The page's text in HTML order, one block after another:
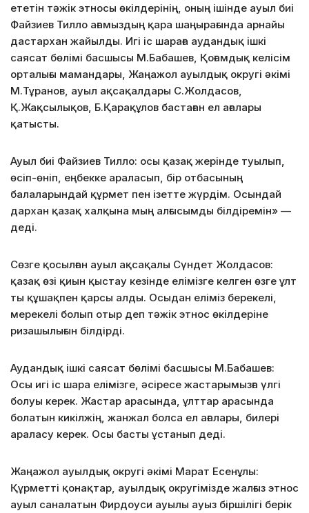
ететін тәжік этносы өкілдерінің, оның ішінде ауыл биі
Файзиев Тилло ағамыздың қара шаңырағында арнайы
дастархан жайылды. Игі іс шараға аудандық ішкі
саясат бөлімі басшысы М.Бабашев, Қоғамдық келісім
орталығы мамандары, Жаңажол ауылдық округі әкімі
М.Тұранов, ауыл ақсақалдары С.Жолдасов,
Қ.Жақсылықов, Б.Қарақұлов бастаған ел ағалары
қатысты.
Ауыл биі Файзиев Тилло: осы қазақ жерінде туылып,
өсіп-өніп, еңбекке араласып, бір отбасының
балаларындай құрмет пен ізетте жүрдім. Осындай
дархан қазақ халқына мың алғысымды білдіремін» —
деді.
Сөзге қосылған ауыл ақсақалы Сүндет Жолдасов:
қазақ өзі қиын қыстау кезінде елімізге келген өзге ұлт
ты құшақпен қарсы алды. Осыдан еліміз берекелі,
мерекелі болып отыр деп тәжік этнос өкілдеріне
ризашылығын білдірді.
Аудандық ішкі саясат бөлімі басшысы М.Бабашев:
Осы игі іс шара елімізге, әсіресе жастарымызға үлгі
болуы керек. Жастар арасында, ұлттар арасында
болатын кикілжің, жанжал болса ел ағалары, билері
араласу керек. Осы басты ұстанып деді.
Жаңажол ауылдық округі әкімі Марат Есенұлы:
Құрметті қонақтар, ауылдық округімізде жалғыз этнос
ауыл саналатын Фирдоуси ауылы ауыз біршілігі берік